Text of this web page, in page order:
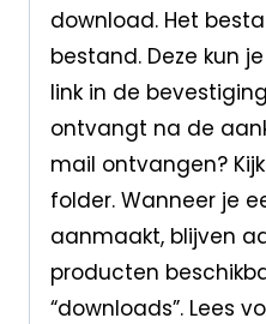
download. Het
bestand. Deze kun
link in de
ontvangt na de
mail ontvangen?
folder. Wanneer je
aanmaakt, blijven
producten
“downloads”. Lees